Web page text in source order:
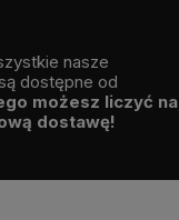
nasze
dostępne od
możesz liczyć na
dostawę!